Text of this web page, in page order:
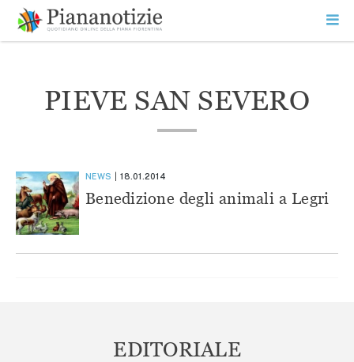
contenuto
SEARCH
PIEVE SAN SEVERO
NEWS 18.01.2014
Benedizione degli animali a Legri
EDITORIALE